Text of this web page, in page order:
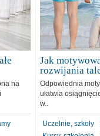
na
Jak
rozwijania
Odpowiednia
ułatwia
w..
Uczelnie, szkoły